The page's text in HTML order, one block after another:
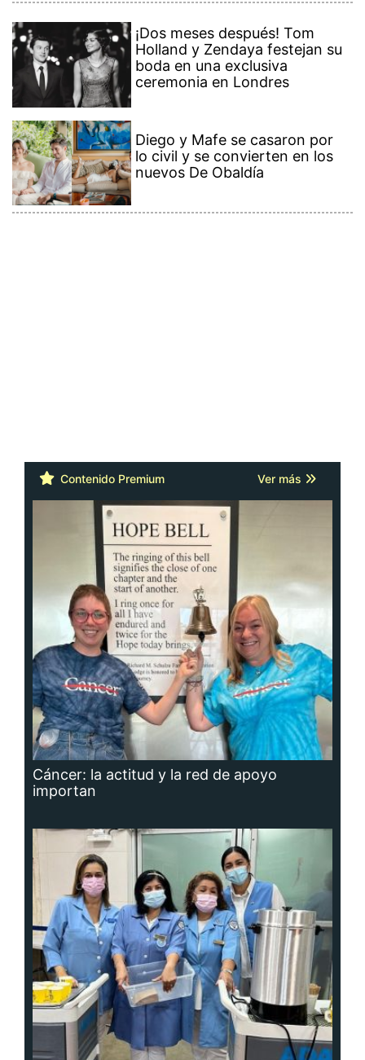
¡Dos meses después! Tom
Holland y Zendaya festejan su
boda en una exclusiva
ceremonia en Londres
Diego y Mafe se casaron por
lo civil y se convierten en los
nuevos De Obaldía
Contenido Premium Ver más
Cáncer: la actitud y la red de apoyo
importan